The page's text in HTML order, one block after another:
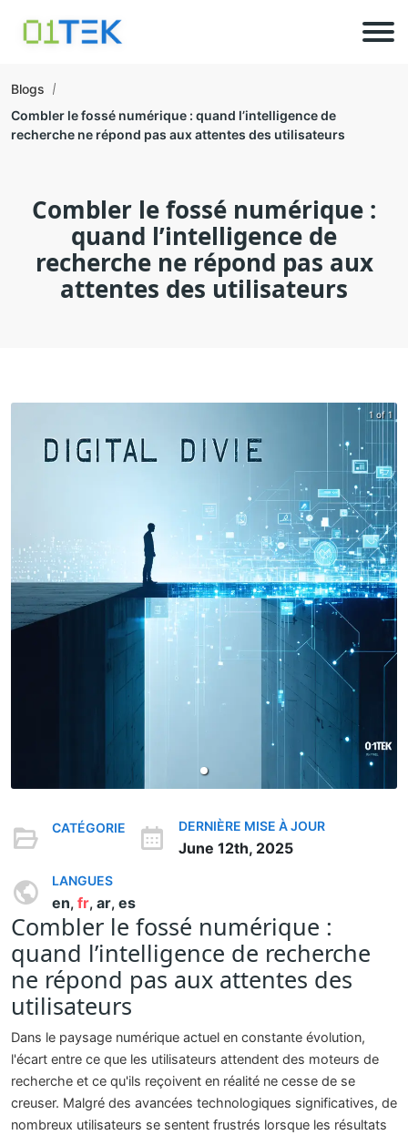
Blogs
Combler le fossé numérique : quand l’intelligence de
recherche ne répond pas aux attentes des utilisateurs
Combler le fossé numérique :
quand l’intelligence de
recherche ne répond pas aux
attentes des utilisateurs
1 of 1
CATÉGORIE DERNIÈRE MISE À JOUR
June 12th, 2025
LANGUES
en, fr, ar, es
Combler le fossé numérique :
quand l’intelligence de recherche
ne répond pas aux attentes des
utilisateurs
Dans le paysage numérique actuel en constante évolution,
l'écart entre ce que les utilisateurs attendent des moteurs de
recherche et ce qu'ils reçoivent en réalité ne cesse de se
creuser. Malgré des avancées technologiques significatives, de
nombreux utilisateurs se sentent frustrés lorsque les résultats